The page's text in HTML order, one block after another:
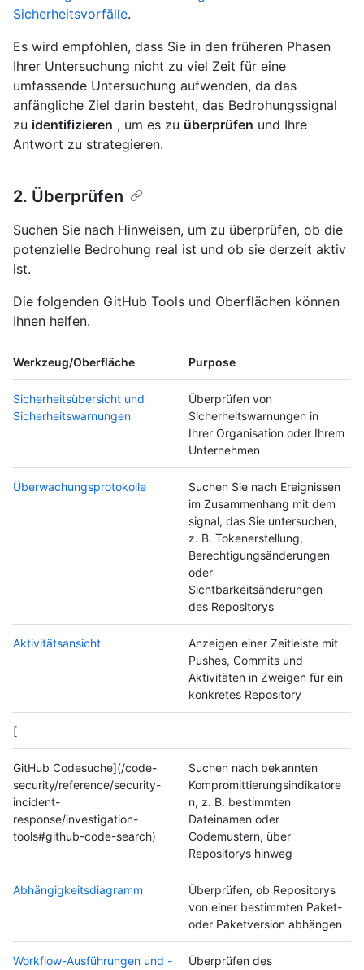
Sicherheitsvorfälle.
Es wird empfohlen, dass Sie in den früheren Phasen
Ihrer Untersuchung nicht zu viel Zeit für eine
umfassende Untersuchung aufwenden, da das
anfängliche Ziel darin besteht, das Bedrohungssignal
zu identifizieren , um es zu überprüfen und Ihre
Antwort zu strategieren.
2. Überprüfen
Suchen Sie nach Hinweisen, um zu überprüfen, ob die
potenzielle Bedrohung real ist und ob sie derzeit aktiv
ist.
Die folgenden GitHub Tools und Oberflächen können
Ihnen helfen.
Werkzeug/Oberfläche Purpose
Sicherheitsübersicht und
Sicherheitswarnungen
Überprüfen von
Sicherheitswarnungen in
Ihrer Organisation oder Ihrem
Unternehmen
Überwachungsprotokolle
Suchen Sie nach Ereignissen
im Zusammenhang mit dem
signal, das Sie untersuchen,
z. B. Tokenerstellung,
Berechtigungsänderungen
oder
Sichtbarkeitsänderungen
des Repositorys
Aktivitätsansicht
Anzeigen einer Zeitleiste mit
Pushes, Commits und
Aktivitäten in Zweigen für ein
konkretes Repository
[
GitHub Codesuche](/code-
security/reference/security-
incident-
response/investigation-
tools#github-code-search)
Suchen nach bekannten
Kompromittierungsindikatore
n, z. B. bestimmten
Dateinamen oder
Codemustern, über
Repositorys hinweg
Abhängigkeitsdiagramm
Überprüfen, ob Repositorys
von einer bestimmten Paket-
oder Paketversion abhängen
Workflow-Ausführungen und -
Überprüfen des